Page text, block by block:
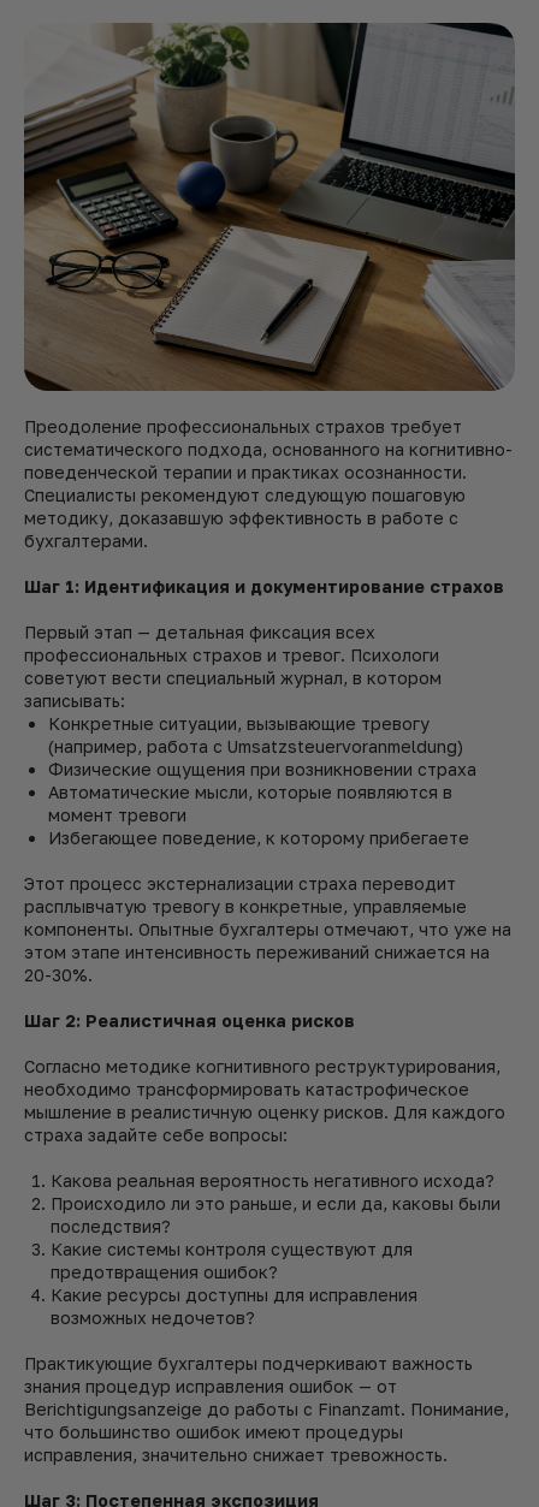
Преодоление профессиональных страхов требует
систематического подхода, основанного на когнитивно-
поведенческой терапии и практиках осознанности.
Специалисты рекомендуют следующую пошаговую
методику, доказавшую эффективность в работе с
бухгалтерами.
Шаг 1: Идентификация и документирование страхов
Первый этап — детальная фиксация всех
профессиональных страхов и тревог. Психологи
советуют вести специальный журнал, в котором
записывать:
Конкретные ситуации, вызывающие тревогу
(например, работа с Umsatzsteuervoranmeldung)
Физические ощущения при возникновении страха
Автоматические мысли, которые появляются в
момент тревоги
Избегающее поведение, к которому прибегаете
Этот процесс экстернализации страха переводит
расплывчатую тревогу в конкретные, управляемые
компоненты. Опытные бухгалтеры отмечают, что уже на
этом этапе интенсивность переживаний снижается на
20-30%.
Шаг 2: Реалистичная оценка рисков
Согласно методике когнитивного реструктурирования,
необходимо трансформировать катастрофическое
мышление в реалистичную оценку рисков. Для каждого
страха задайте себе вопросы:
Какова реальная вероятность негативного исхода?
Происходило ли это раньше, и если да, каковы были
последствия?
Какие системы контроля существуют для
предотвращения ошибок?
Какие ресурсы доступны для исправления
возможных недочетов?
Практикующие бухгалтеры подчеркивают важность
знания процедур исправления ошибок — от
Berichtigungsanzeige до работы с Finanzamt. Понимание,
что большинство ошибок имеют процедуры
исправления, значительно снижает тревожность.
Шаг 3: Постепенная экспозиция